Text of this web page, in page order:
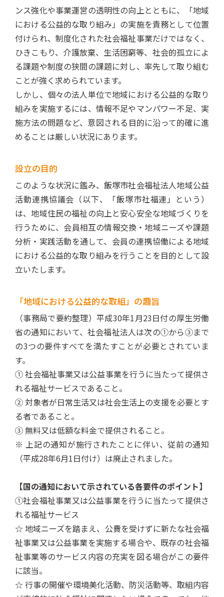
ンス強化や事業運営の透明性の向上とともに、「地域
における公益的な取り組み」の実施を責務として位置
付けられ、制度化された社会福祉事業だけではなく、
ひきこもり、介護放棄、生活困窮等、社会的孤立によ
る課題や制度の狭間の課題に対し、率先して取り組む
ことが強く求められています。
しかし、個々の法人単位で地域における公益的な取り
組みを実施するには、情報不足やマンパワー不足、実
施方法の問題など、意図される目的に沿って的確に進
めることは厳しい状況にあります。
設立の目的
このような状況に鑑み、飯塚市社会福祉法人地域公益
活動連携協議会（以下、「飯塚市社福連」という）
は、地域住民の福祉の向上と安心安全な地域づくりを
行うために、会員相互の情報交換・地域ニーズや課題
分析・実践活動を通して、会員の連携協働による地域
における公益的な取り組みを行うことを目的として設
立いたします。
「地域における公益的な取組」の趣旨
（事務局で要約整理）平成30年1月23日付の厚生労働
省の通知において、社会福祉法人は次の①から③まで
の3つの要件すべてを満たすことが必要とされていま
す。
① 社会福祉事業又は公益事業を行うに当たって提供さ
れる福祉サービスであること。
② 対象者が日常生活又は社会生活上の支援を必要とす
る者であること。
③ 無料又は低額な料金で提供されること。
※ 上記の通知が施行されたことに伴い、従前の通知
（平成28年6月1日付け）は廃止されました。
【国の通知において示されている各要件のポイント】
①社会福祉事業又は公益事業を行うに当たって提供さ
れる福祉サービス
☆ 地域ニーズを踏まえ、公費を受けずに新たな社会福
祉事業又は公益事業を実施する場合や、既存の社会福
祉事業等のサービス内容の充実を図る場合がこの要件
に該当。
☆ 行事の開催や環境美化活動、防災活動等、取組内容